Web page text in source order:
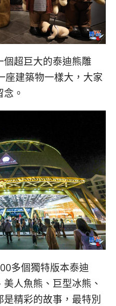
超巨大的泰迪熊雕
座建築物一樣大，大家
。
多個獨特版本泰迪
人魚熊、巨型冰熊、
精彩的故事，最特別